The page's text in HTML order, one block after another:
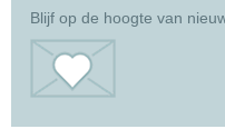
Blijf op de hoogte van